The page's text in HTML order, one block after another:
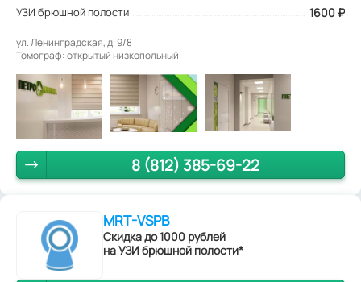
УЗИ брюшной полости 1600 ₽
ул. Ленинградская, д. 9/8 .
Томограф: открытый низкопольный
8 (812) 385-69-22
MRT-VSPB
Скидка до 1000 рублей
на УЗИ брюшной полости*